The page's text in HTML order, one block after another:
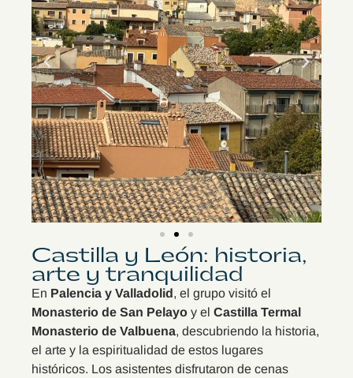
Castilla y León: historia,
arte y tranquilidad
En Palencia y Valladolid, el grupo visitó el
Monasterio de San Pelayo y el Castilla Termal
Monasterio de Valbuena, descubriendo la historia,
el arte y la espiritualidad de estos lugares
históricos. Los asistentes disfrutaron de cenas